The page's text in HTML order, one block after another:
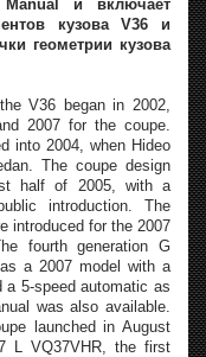
Manual и включает
кузова V36 и
геометрии кузова
V36 began in 2002,
2007 for the coupe.
into 2004, when Hideo
The coupe design
half of 2005, with a
introduction. The
introduced for the 2007
fourth generation G
a 2007 model with a
a 5-speed automatic as
was also available.
launched in August
L VQ37VHR, the first